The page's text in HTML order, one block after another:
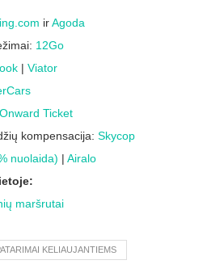
irAgoda
12Go
| Viator
Onward Ticket
kompensacija: Skycop
nuolaida) | Airalo
maršrutai
KELIAUJANTIEMS